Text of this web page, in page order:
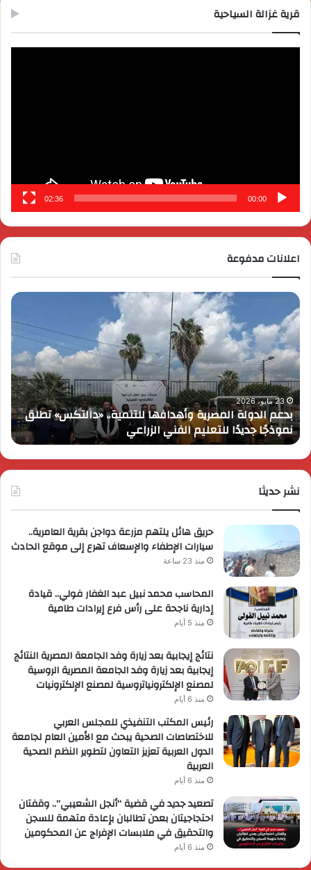
قرية غزالة السياحية
00:00
02:36
اعلانات مدفوعة
بدعم
الدولة
المصرية
وأهدافها
للتنمية..
«دالتكس»
تطلق
نموذجًا
جديدًا
للتعليم
الفني
الزراعي
23 مايو، 2026
بدعم الدولة المصرية وأهدافها للتنمية.. «دالتكس» تطلق
نموذجًا جديدًا للتعليم الفني الزراعي
في
نشر حديثا
حريق هائل يلتهم مزرعة دواجن بقرية العامرية..
سيارات الإطفاء والإسعاف تهرع إلى موقع الحادث
منذ 23 ساعة
المحاسب محمد نبيل عبد الغفار فولي.. قيادة
إدارية ناجحة على رأس فرع إيرادات طامية
منذ 5 أيام
نتائج إيجابية بعد زيارة وفد الجامعة المصرية النتائج
إيجابية بعد زيارة وفد الجامعة المصرية الروسية
لمصنع الإلكترونياتروسية لمصنع الإلكترونيات
منذ 6 أيام
رئيس المكتب التنفيذي للمجلس العربي
للاختصاصات الصحية يبحث مع الأمين العام لجامعة
الدول العربية تعزيز التعاون لتطوير النظم الصحية
العربية
منذ 6 أيام
تصعيد جديد في قضية “أنجل الشعيبي”.. وقفتان
احتجاجيتان بعدن تطالبان بإعادة متهمة للسجن
والتحقيق في ملابسات الإفراج عن المحكومين
منذ 6 أيام